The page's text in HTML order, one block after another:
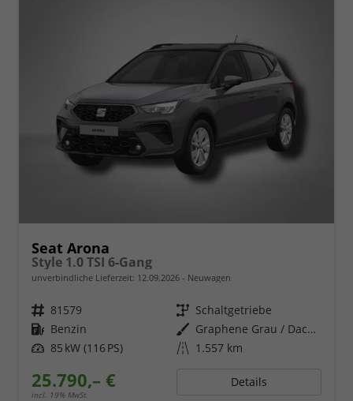
Seat Arona
Style 1.0 TSI 6-Gang
unverbindliche Lieferzeit: 12.09.2026 Neuwagen
Fahrzeugnr. 81579 Getriebe Schaltgetriebe
Kraftstoff Benzin Außenfarbe
Graphene Grau / Dach in Midnight Schwarz Metallic
Leistung 85 kW (116 PS) Kilometerstand 1.557 km
25.790,– €
incl. 19% MwSt.
Details